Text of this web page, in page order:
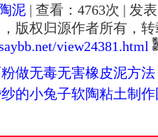
泥| 查看： 4763次 | 发
版权归源作者所有，
view24381.html
做无毒无害橡皮泥方法
的小兔子软陶粘土制